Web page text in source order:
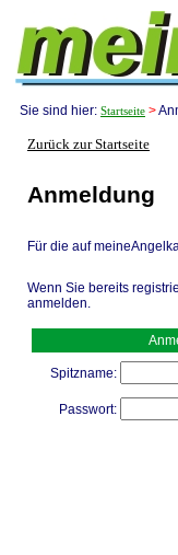
Sie sind hier: Startseite >
Zurück zur Startseite
Anmeldung
Für die auf
Wenn Sie bereits
anmelden.
Spitzname:
Passwort: